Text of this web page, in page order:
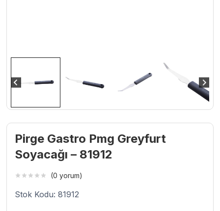
Pirge Gastro Pmg Greyfurt
Soyacağı – 81912
(0 yorum)
Stok Kodu: 81912